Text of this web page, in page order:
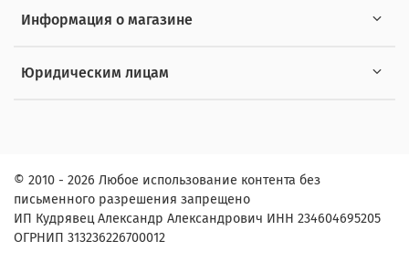
Информация о магазине
Юридическим лицам
© 2010 - 2026 Любое использование контента без
письменного разрешения запрещено
ИП Кудрявец Александр Александрович ИНН 234604695205
ОГРНИП 313236226700012